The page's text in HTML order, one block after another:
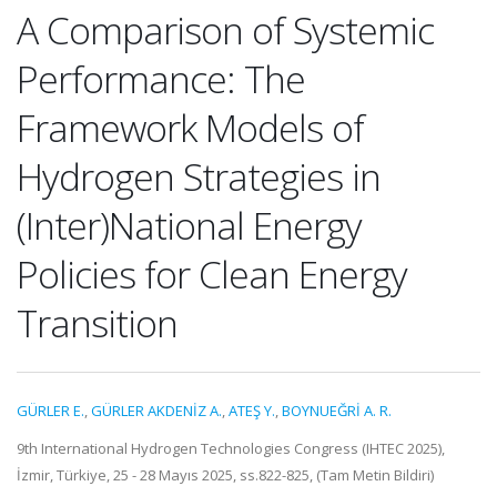
A Comparison of Systemic
Performance: The
Framework Models of
Hydrogen Strategies in
(Inter)National Energy
Policies for Clean Energy
Transition
GÜRLER E.,GÜRLER AKDENİZ A.,ATEŞ Y.,BOYNUEĞRİ A. R.
9th International Hydrogen Technologies Congress (IHTEC 2025),
İzmir, Türkiye, 25 - 28 Mayıs 2025, ss.822-825, (Tam Metin Bildiri)